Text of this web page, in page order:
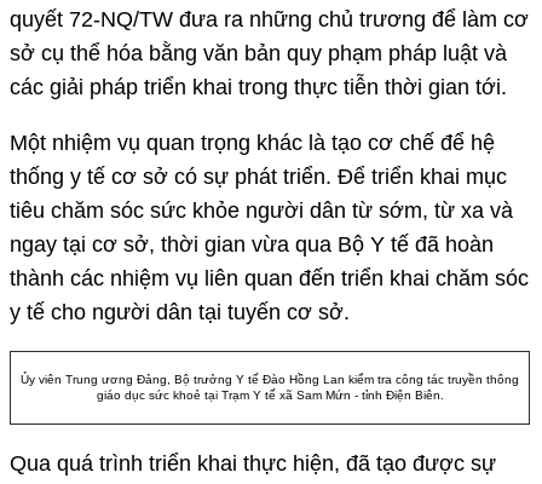
quyết 72-NQ/TW đưa ra những chủ trương để làm cơ
sở cụ thể hóa bằng văn bản quy phạm pháp luật và
các giải pháp triển khai trong thực tiễn thời gian tới.
Một nhiệm vụ quan trọng khác là tạo cơ chế để hệ
thống y tế cơ sở có sự phát triển. Để triển khai mục
tiêu chăm sóc sức khỏe người dân từ sớm, từ xa và
ngay tại cơ sở, thời gian vừa qua Bộ Y tế đã hoàn
thành các nhiệm vụ liên quan đến triển khai chăm sóc
y tế cho người dân tại tuyến cơ sở.
Ủy viên Trung ương Đảng, Bộ trưởng Y tế Đào Hồng Lan kiểm tra công tác truyền thông
giáo dục sức khoẻ tại Trạm Y tế xã Sam Mứn - tỉnh Điện Biên.
Qua quá trình triển khai thực hiện, đã tạo được sự